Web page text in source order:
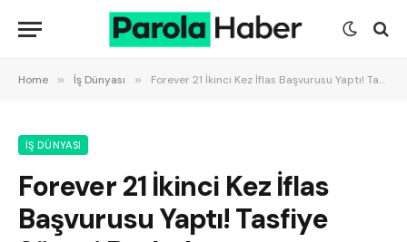
Home » İş Dünyası » Forever 21 İkinci Kez İflas Başvurusu Yaptı! Tasfiye Süreci Başladı
İŞ DÜNYASI
Forever 21 İkinci Kez İflas
Başvurusu Yaptı! Tasfiye